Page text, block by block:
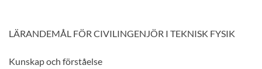
LÄRANDEMÅL FÖR CIVILINGENJÖR I TEKNISK FYSIK
Kunskap och förståelse